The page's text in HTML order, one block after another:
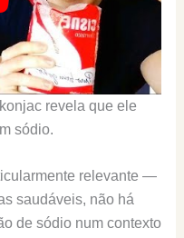
revela que ele
sódio.
relevante —
saudáveis, não há
de sódio num contexto